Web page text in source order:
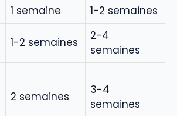
1 semaine
1-2 semaines
1-2 semaines
2-4
semaines
2 semaines
3-4
semaines